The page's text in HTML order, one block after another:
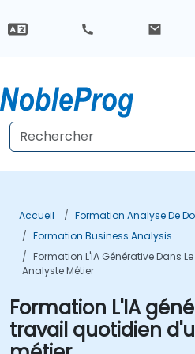
Accueil
Formation Analyse De
Formation Business Analysis
Formation L'IA Générative Dans
Analyste Métier
Formation L'IA
travail quotidien